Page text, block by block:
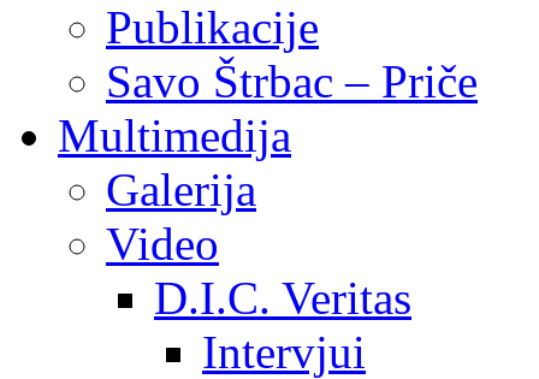
Publikacije
Savo Štrbac – Priče
Multimedija
Galerija
Video
D.I.C. Veritas
Intervjui